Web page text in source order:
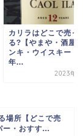
て
・ド
・12
レモンハ
で売って
場所・コ
ン...
場所【どこで売
ー・おすす...